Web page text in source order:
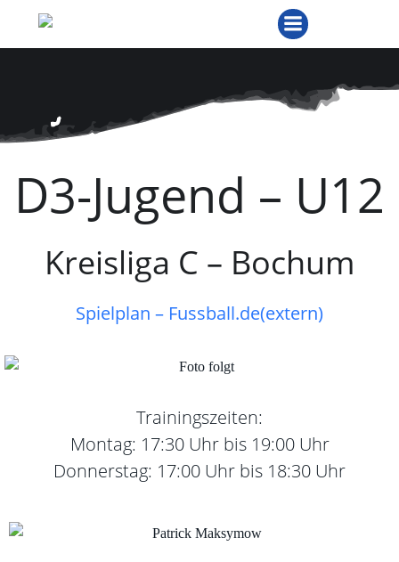
springen
D3-Jugend – U12
Kreisliga C – Bochum
Spielplan – Fussball.de(extern)
Trainingszeiten:
Montag: 17:30 Uhr bis 19:00 Uhr
Donnerstag: 17:00 Uhr bis 18:30 Uhr